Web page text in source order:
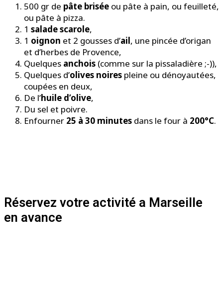
500 gr de pâte brisée ou pâte à pain, ou feuilleté,
ou pâte à pizza.
1 salade scarole,
1 oignon et 2 gousses d’ail, une pincée d’origan
et d’herbes de Provence,
Quelques anchois (comme sur la pissaladière ;-)),
Quelques d’olives noires pleine ou dénoyautées,
coupées en deux,
De l’huile d’olive,
Du sel et poivre.
Enfourner 25 à 30 minutes dans le four à 200°C.
Réservez votre activité a Marseille
en avance